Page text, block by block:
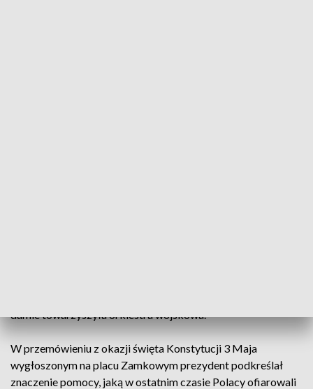
damie towarzyszyła orkiestra wojskowa.
W przemówieniu z okazji święta Konstytucji 3 Maja
wygłoszonym na placu Zamkowym prezydent podkreślał
znaczenie pomocy, jaką w ostatnim czasie Polacy ofiarowali